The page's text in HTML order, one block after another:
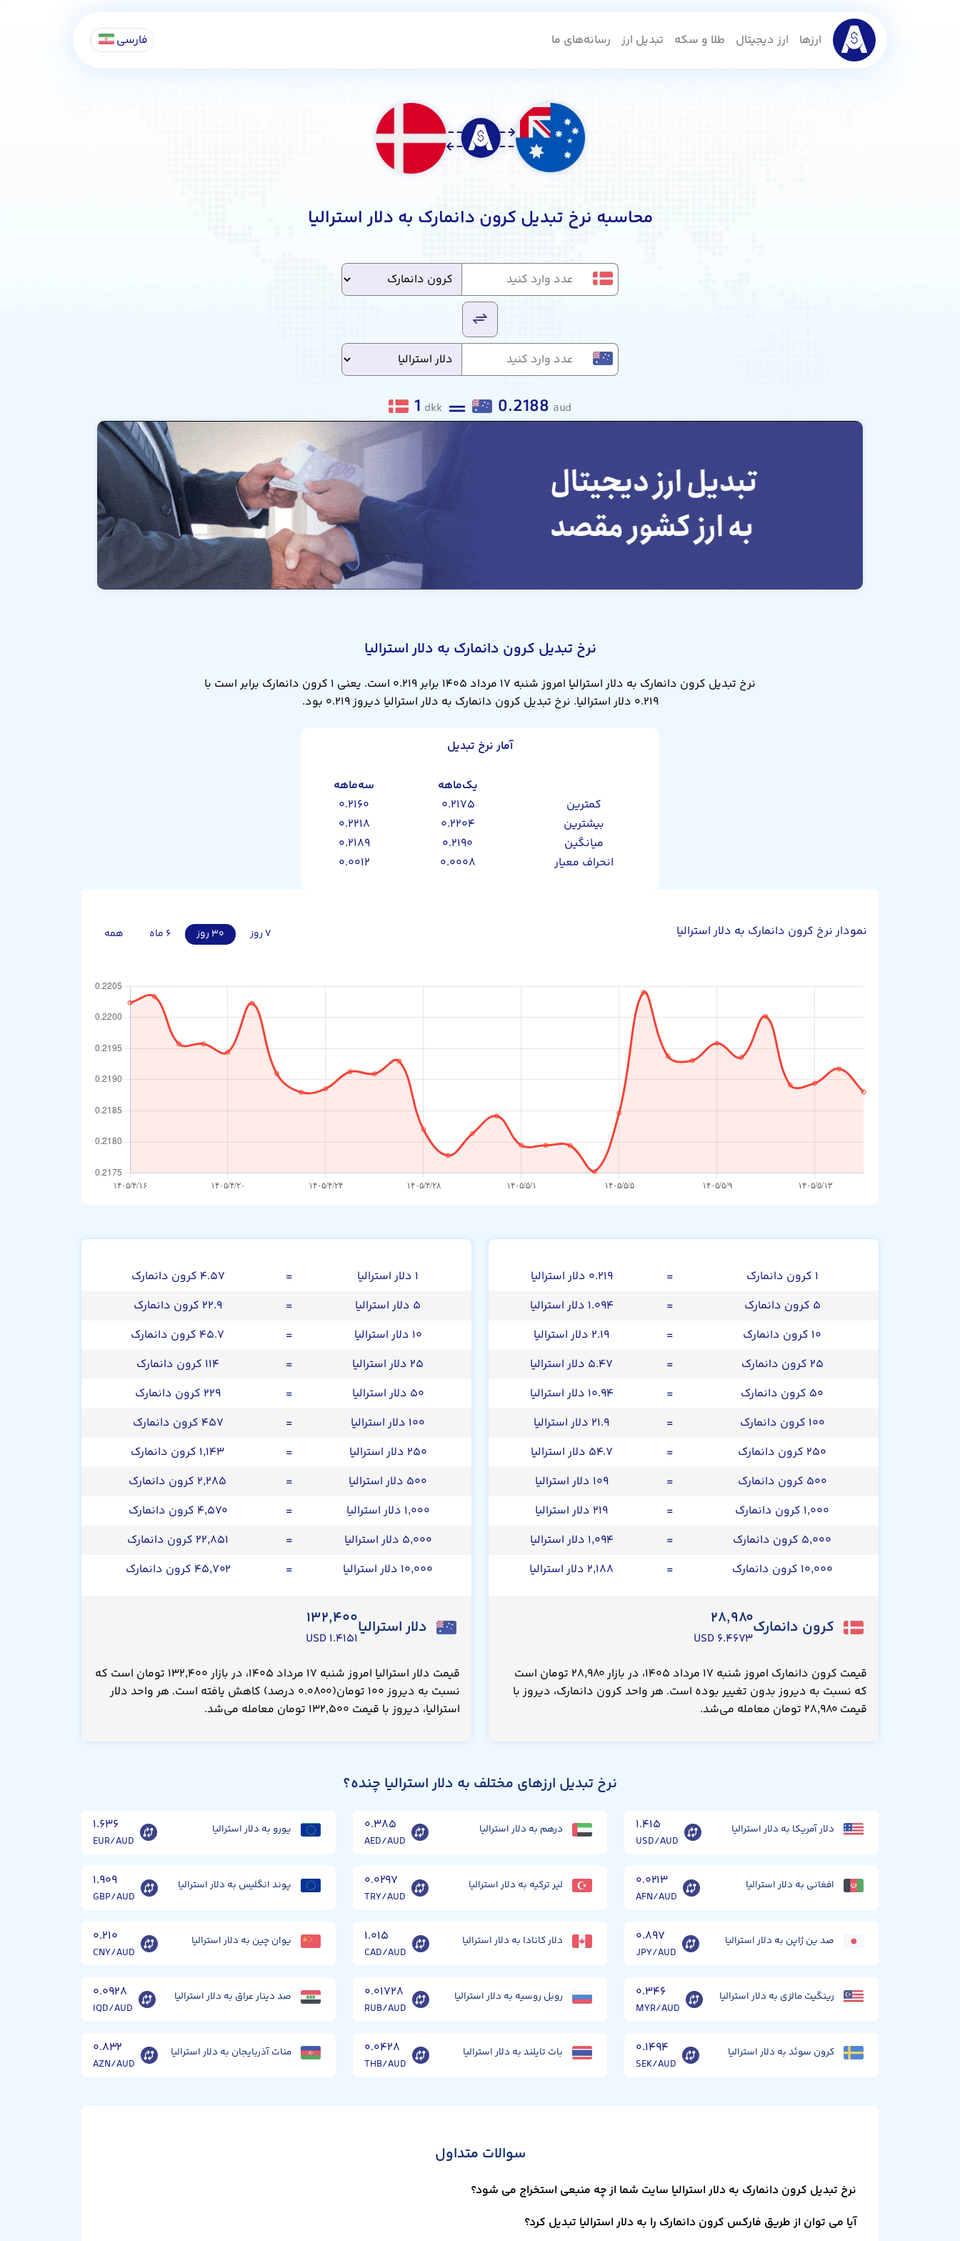
ارزها ارز دیجیتال طلا و سکه تبدیل ارز رسانه‌های ما فارسی
محاسبه نرخ تبدیل کرون دانمارک به دلار استرالیا
1 dkk 0.2188 aud
نرخ تبدیل کرون دانمارک به دلار استرالیا
نرخ تبدیل کرون دانمارک به دلار استرالیا امروز شنبه ۱۷ مرداد ۱۴۰۵ برابر ۰.۲۱۹ است. یعنی ۱ کرون دانمارک برابر است با
۰.۲۱۹ دلار استرالیا. نرخ تبدیل کرون دانمارک به دلار استرالیا دیروز ۰.۲۱۹ بود.
آمار نرخ تبدیل
یک‌ماهه
سه‌ماهه
کمترین
۰.۲۱۷۵
۰.۲۱۶۰
بیشترین
۰.۲۲۰۴
۰.۲۲۱۸
میانگین
۰.۲۱۹۰
۰.۲۱۸۹
انحراف معیار
۰.۰۰۰۸ ۰.۰۰۱۲
نمودار نرخ کرون دانمارک به دلار استرالیا ۷ روز ۳۰ روز ۶ ماه همه
۱ کرون دانمارک =
۰.۲۱۹ دلار استرالیا
۵ کرون دانمارک
=
۱.۰۹۴ دلار استرالیا
۱۰ کرون دانمارک
=
۲.۱۹ دلار استرالیا
۲۵ کرون دانمارک
=
۵.۴۷ دلار استرالیا
۵۰ کرون دانمارک
=
۱۰.۹۴ دلار استرالیا
۱۰۰ کرون دانمارک
=
۲۱.۹ دلار استرالیا
۲۵۰ کرون دانمارک
=
۵۴.۷ دلار استرالیا
۵۰۰ کرون دانمارک
=
۱۰۹ دلار استرالیا
۱,۰۰۰ کرون دانمارک
=
۲۱۹ دلار استرالیا
۵,۰۰۰ کرون دانمارک
=
۱,۰۹۴ دلار استرالیا
۱۰,۰۰۰ کرون دانمارک
= ۲,۱۸۸ دلار استرالیا
کرون دانمارک۲۸,۹۸۰
۶.۴۶۷۳ USD
قیمت کرون دانمارک امروز شنبه ۱۷ مرداد ۱۴۰۵، در بازار ۲۸,۹۸۰ تومان است
که نسبت به دیروز بدون تغییر بوده است. هر واحد کرون دانمارک، دیروز با
قیمت ۲۸,۹۸۰ تومان معامله می‌شد.
۱ دلار استرالیا =
۴.۵۷ کرون دانمارک
۵ دلار استرالیا
=
۲۲.۹ کرون دانمارک
۱۰ دلار استرالیا
=
۴۵.۷ کرون دانمارک
۲۵ دلار استرالیا
=
۱۱۴ کرون دانمارک
۵۰ دلار استرالیا
=
۲۲۹ کرون دانمارک
۱۰۰ دلار استرالیا
=
۴۵۷ کرون دانمارک
۲۵۰ دلار استرالیا
=
۱,۱۴۳ کرون دانمارک
۵۰۰ دلار استرالیا
=
۲,۲۸۵ کرون دانمارک
۱,۰۰۰ دلار استرالیا
=
۴,۵۷۰ کرون دانمارک
۵,۰۰۰ دلار استرالیا
=
۲۲,۸۵۱ کرون دانمارک
۱۰,۰۰۰ دلار استرالیا
= ۴۵,۷۰۲ کرون دانمارک
دلار استرالیا۱۳۲,۴۰۰
۱.۴۱۵۱ USD
قیمت دلار استرالیا امروز شنبه ۱۷ مرداد ۱۴۰۵، در بازار ۱۳۲,۴۰۰ تومان است که
نسبت به دیروز ۱۰۰ تومان(۰.۰۸۰۰ درصد) کاهش یافته است. هر واحد دلار
استرالیا، دیروز با قیمت ۱۳۲,۵۰۰ تومان معامله می‌شد.
نرخ تبدیل ارزهای مختلف به دلار استرالیا چنده؟
دلار آمریکا به دلار استرالیا ۱.۴۱۵
USD/AUD
درهم به دلار استرالیا ۰.۳۸۵
AED/AUD
یورو به دلار استرالیا ۱.۶۳۶
EUR/AUD
افغانی به دلار استرالیا ۰.۰۲۱۳
AFN/AUD
لیر ترکیه به دلار استرالیا ۰.۰۲۹۷
TRY/AUD
پوند انگلیس به دلار استرالیا ۱.۹۰۹
GBP/AUD
صد ین ژاپن به دلار استرالیا ۰.۸۹۷
JPY/AUD
دلار کانادا به دلار استرالیا ۱.۰۱۵
CAD/AUD
یوان چین به دلار استرالیا ۰.۲۱۰
CNY/AUD
رینگیت مالزی به دلار استرالیا ۰.۳۴۶
MYR/AUD
روبل روسیه به دلار استرالیا ۰.۰۱۷۲۸
RUB/AUD
صد دینار عراق به دلار استرالیا ۰.۰۹۲۸
IQD/AUD
کرون سوئد به دلار استرالیا ۰.۱۴۹۴
SEK/AUD
بات تایلند به دلار استرالیا ۰.۰۴۲۸
THB/AUD
منات آذربایجان به دلار استرالیا ۰.۸۳۲
AZN/AUD
سوالات متداول
نرخ تبدیل کرون دانمارک به دلار استرالیا سایت شما از چه منبعی استخراج می شود؟
آیا می توان از طریق فارکس کرون دانمارک را به دلار استرالیا تبدیل کرد؟